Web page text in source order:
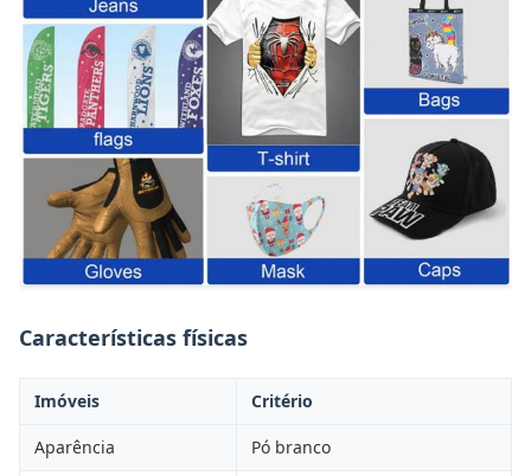
Características físicas
Imóveis Critério
Aparência Pó branco